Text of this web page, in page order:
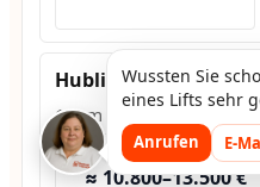
Hublift · außen
1,2 m Hub, Fundament
≈ 10.800–13.500 €
Wussten Sie
eines Lifts sehr
Anrufen E-